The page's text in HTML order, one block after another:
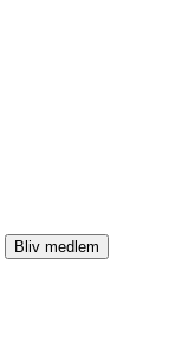
Bliv medlem